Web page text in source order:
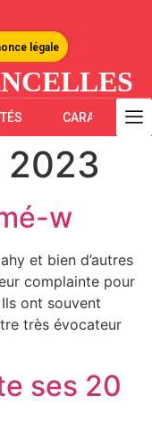
légale
CARAÏBES
2023
w
et bien d’autres
complainte pour
ont souvent
très évocateur
ses 20